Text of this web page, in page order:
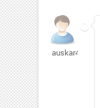
auskar4eva